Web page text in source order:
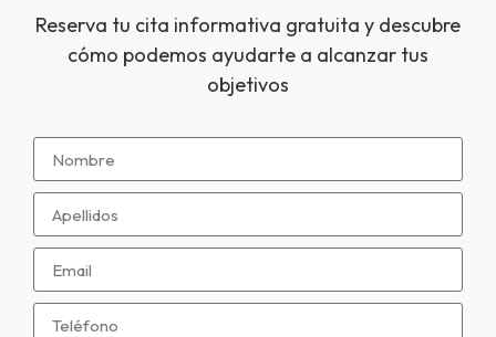
Reserva tu cita informativa gratuita y descubre
cómo podemos ayudarte a alcanzar tus
objetivos